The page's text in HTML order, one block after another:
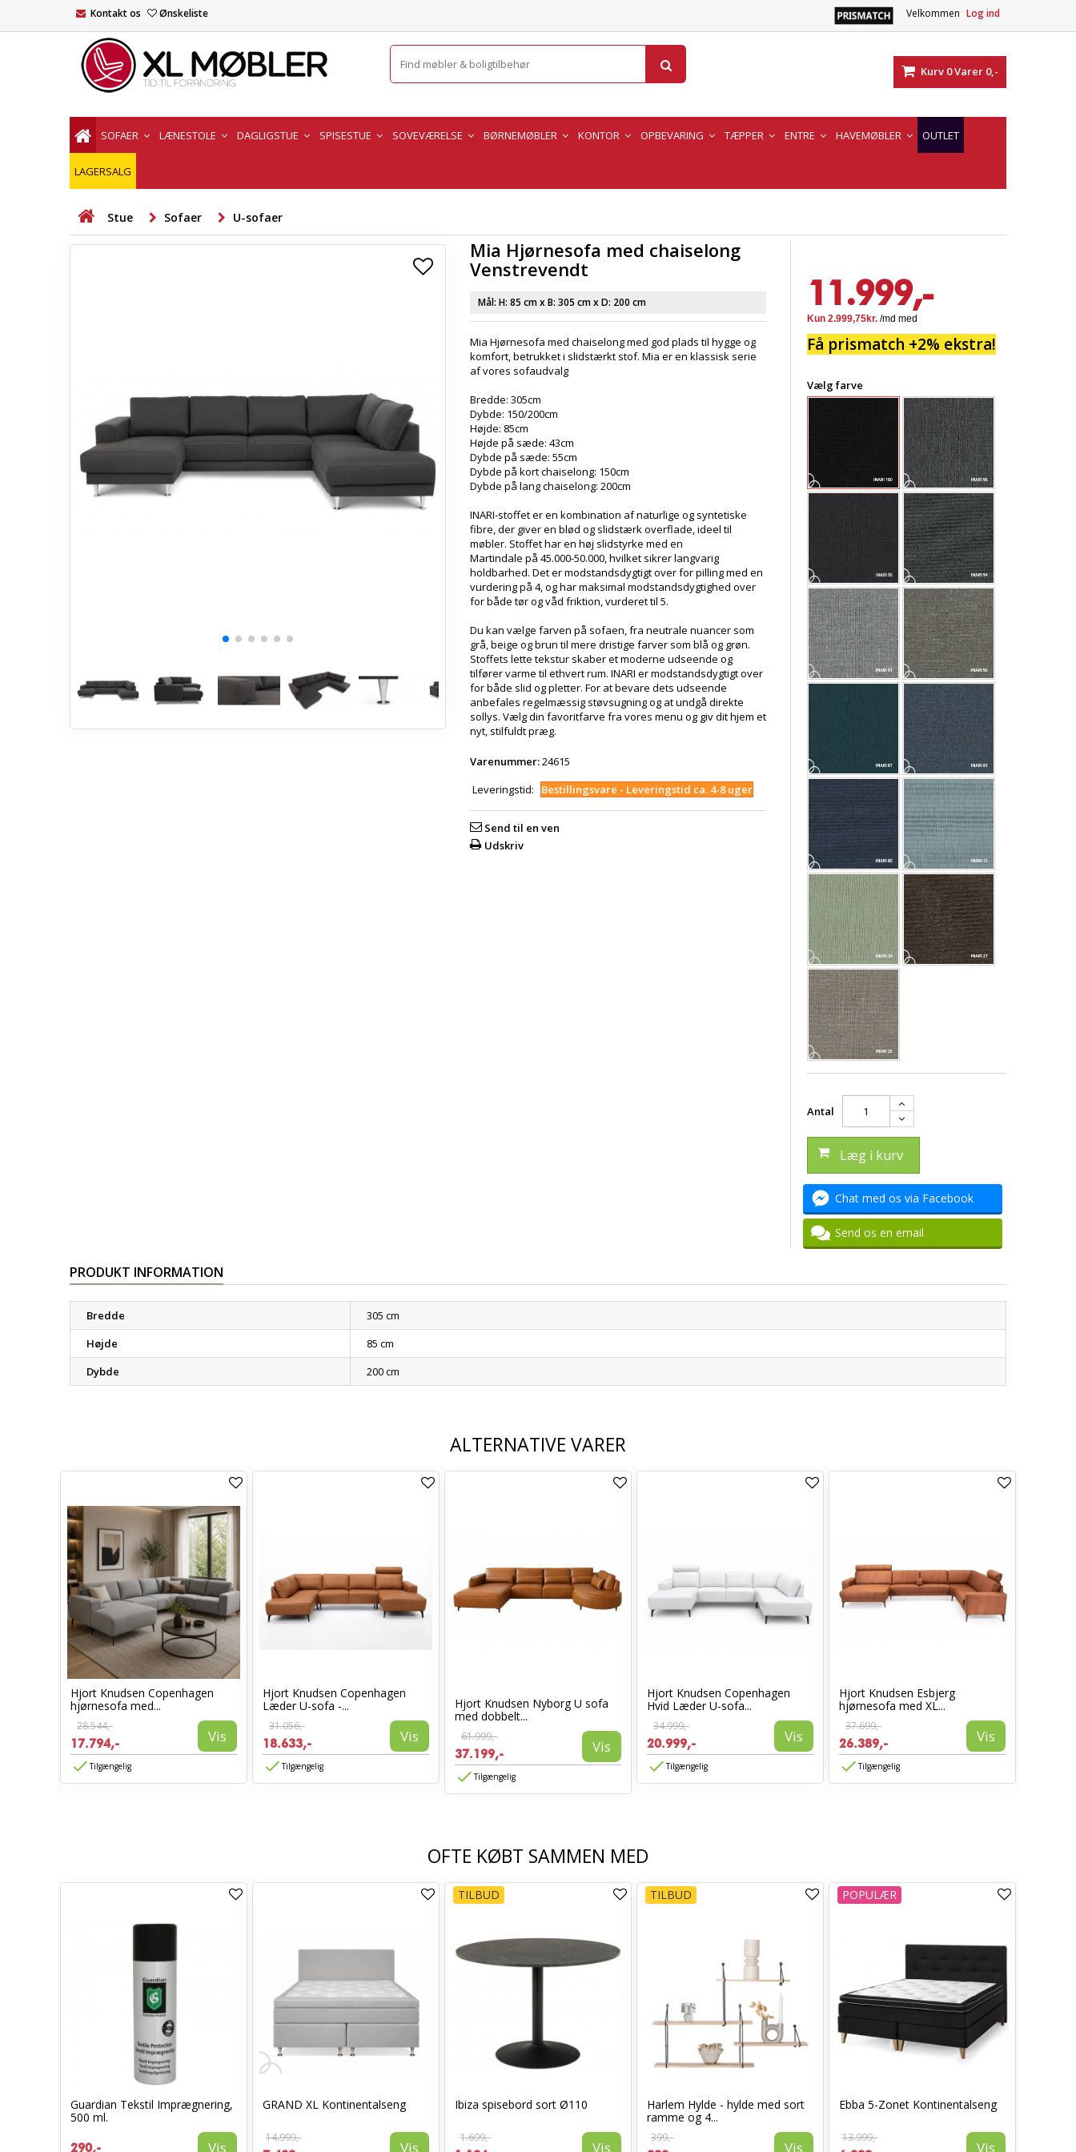
Velkommen Log ind
Kontakt os Ønskeliste
Kurv 0Varer 0,-
SOFAER LÆNESTOLE DAGLIGSTUE SPISESTUE SOVEVÆRELSE BØRNEMØBLER KONTOR OPBEVARING TÆPPER ENTRE HAVEMØBLER OUTLET
LAGERSALG
Stue Sofaer U-sofaer
Mia Hjørnesofa med chaiselong
Venstrevendt
Mål: H: 85 cmx B: 305 cmx D: 200 cm
Mia Hjørnesofa med chaiselong med god plads til hygge og
komfort, betrukket i slidstærkt stof. Mia er en klassisk serie
af vores sofaudvalg
Bredde: 305cm
Dybde: 150/200cm
Højde: 85cm
Højde på sæde: 43cm
Dybde på sæde: 55cm
Dybde på kort chaiselong: 150cm
Dybde på lang chaiselong: 200cm
INARI-stoffet er en kombination af naturlige og syntetiske
fibre, der giver en blød og slidstærk overflade, ideel til
møbler. Stoffet har en høj slidstyrke med en
Martindale på 45.000-50.000, hvilket sikrer langvarig
holdbarhed. Det er modstandsdygtigt over for pilling med en
vurdering på 4, og har maksimal modstandsdygtighed over
for både tør og våd friktion, vurderet til 5.
Du kan vælge farven på sofaen, fra neutrale nuancer som
grå, beige og brun til mere dristige farver som blå og grøn.
Stoffets lette tekstur skaber et moderne udseende og
tilfører varme til ethvert rum. INARI er modstandsdygtigt over
for både slid og pletter. For at bevare dets udseende
anbefales regelmæssig støvsugning og at undgå direkte
sollys. Vælg din favoritfarve fra vores menu og giv dit hjem et
nyt, stilfuldt præg.
Varenummer:24615
Leveringstid:
Bestillingsvare - Leveringstid ca. 4-8 uger
Send til en ven
Udskriv
11.999,-
Få prismatch +2% ekstra!
Vælg farve
Antal
Læg i kurv
Chat med os via Facebook
Send os en email
PRODUKT INFORMATION
Bredde
305 cm
Højde
85 cm
Dybde
200 cm
ALTERNATIVE VARER
Hjort Knudsen Copenhagen
hjørnesofa med...
28.544,-
17.794,- Vis
Tilgængelig
Hjort Knudsen Copenhagen
Læder U-sofa -...
31.056,-
18.633,- Vis
Tilgængelig
Hjort Knudsen Nyborg U sofa
med dobbelt...
61.999,-
37.199,- Vis
Tilgængelig
Hjort Knudsen Copenhagen
Hvid Læder U-sofa...
34.999,-
20.999,- Vis
Tilgængelig
Hjort Knudsen Esbjerg
hjørnesofa med XL...
37.699,-
26.389,- Vis
Tilgængelig
OFTE KØBT SAMMEN MED
Guardian Tekstil Imprægnering,
500 ml.
290,- Vis
GRAND XL Kontinentalseng
14.999,-
Vis
TILBUD
Ibiza spisebord sort Ø110
1.699,-
Vis
TILBUD
Harlem Hylde - hylde med sort
ramme og 4...
399,-
Vis
POPULÆR
Ebba 5-Zonet Kontinentalseng
13.999,-
Vis